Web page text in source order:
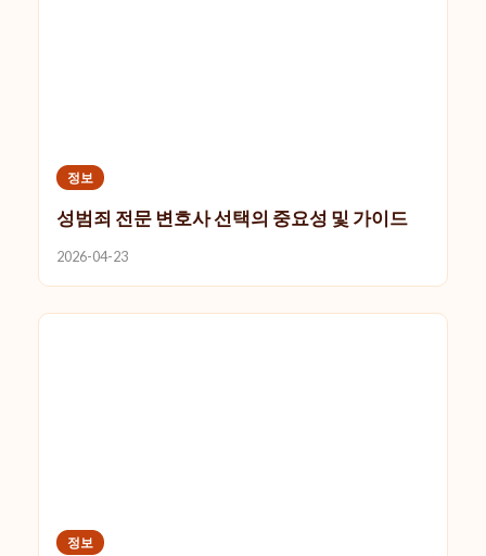
정보
성범죄 전문 변호사 선택의 중요성 및 가이드
2026-04-23
정보